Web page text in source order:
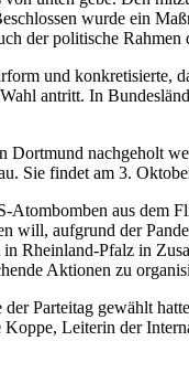
wurde ein
der politische Rahmen
und konkretisierte,
antritt. In
nachgeholt
Sie findet am 3.
aus dem
aufgrund der
Pfalz in
Aktionen zu
Parteitag gewählt
Leiterin der